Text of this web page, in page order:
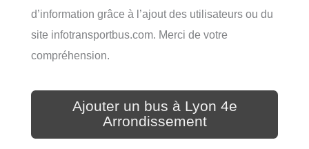
d’information grâce à l’ajout des utilisateurs ou du
site infotransportbus.com. Merci de votre
compréhension.
Ajouter un bus à Lyon 4e
Arrondissement